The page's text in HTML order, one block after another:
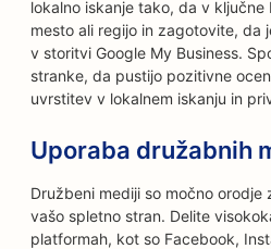
lokalno iskanje tako, da v
mesto ali regijo in zagotovite, da
v storitvi Google My Business.
stranke, da pustijo pozitivne
uvrstitev v lokalnem iskanju in
Uporaba družabnih
Družbeni mediji so močno orodje
vašo spletno stran. Delite
platformah, kot so Facebook,